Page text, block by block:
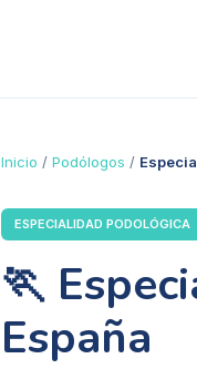
Inicio / Podólogos /
ESPECIALIDAD PODOLÓGICA
🏃
España